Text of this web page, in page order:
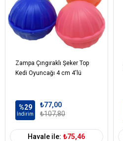
Zampa Çıngıraklı Şeker Top
Kedi Oyuncağı 4 cm 4'lü
%29
İndirim
₺77,00
₺107,80
Havale ile: ₺75,46